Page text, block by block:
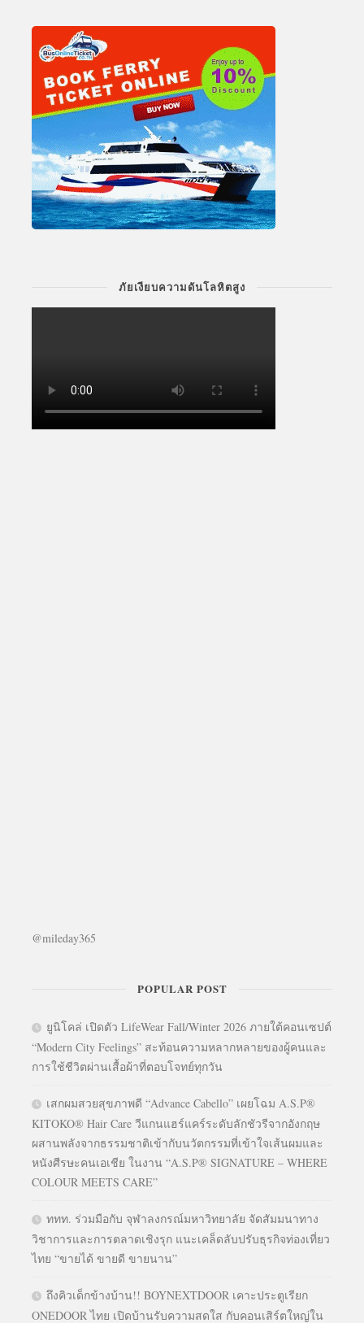
ภัยเงียบความดันโลหิตสูง
@mileday365
POPULAR POST
ยูนิโคล่ เปิดตัว LifeWear Fall/Winter 2026 ภายใต้คอนเซปต์
“Modern City Feelings” สะท้อนความหลากหลายของผู้คนและ
การใช้ชีวิตผ่านเสื้อผ้าที่ตอบโจทย์ทุกวัน
เสกผมสวยสุขภาพดี “Advance Cabello” เผยโฉม A.S.P®
KITOKO® Hair Care วีแกนแฮร์แคร์ระดับลักชัวรีจากอังกฤษ
ผสานพลังจากธรรมชาติเข้ากับนวัตกรรมที่เข้าใจเส้นผมและ
หนังศีรษะคนเอเชีย ในงาน “A.S.P® SIGNATURE – WHERE
COLOUR MEETS CARE”
ททท. ร่วมมือกับ จุฬาลงกรณ์มหาวิทยาลัย จัดสัมมนาทาง
วิชาการและการตลาดเชิงรุก แนะเคล็ดลับปรับธุรกิจท่องเที่ยว
ไทย “ขายได้ ขายดี ขายนาน”
ถึงคิวเด็กข้างบ้าน!! BOYNEXTDOOR เคาะประตูเรียก
ONEDOOR ไทย เปิดบ้านรับความสดใส กับคอนเสิร์ตใหญ่ใน